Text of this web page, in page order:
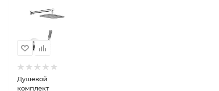
Минимальная
Реквизиты
Душ,
Товар,
00-
011472230
Душевой
комплект